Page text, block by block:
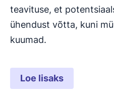
teavituse, et
ühendust võtta, kuni
kuumad.
Loe lisaks